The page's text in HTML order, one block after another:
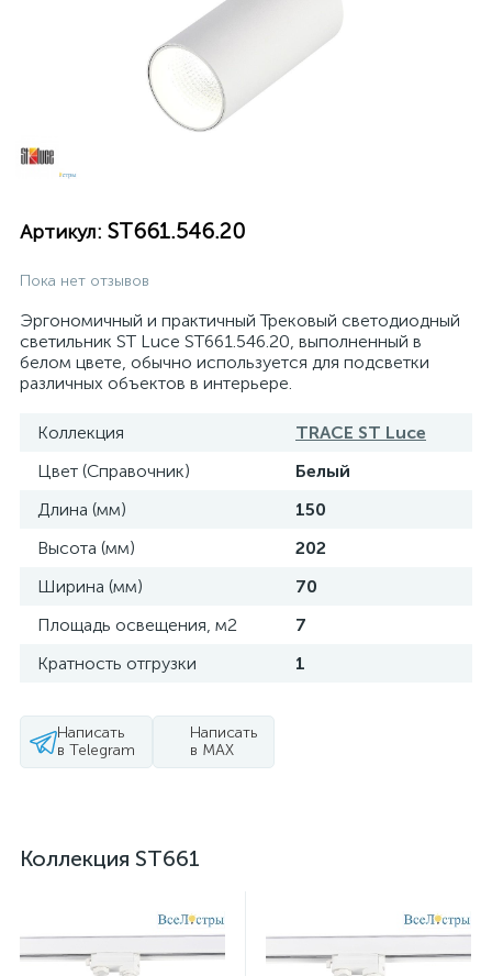
Артикул: ST661.546.20
Пока нет отзывов
Эргономичный и практичный Трековый светодиодный
светильник ST Luce ST661.546.20, выполненный в
белом цвете, обычно используется для подсветки
различных объектов в интерьере.
Коллекция
TRACE ST Luce
Цвет (Справочник)
Белый
Длина (мм)
150
Высота (мм)
202
Ширина (мм)
70
Площадь освещения, м2
7
Кратность отгрузки
1
Написать
в Telegram
Написать
в MAX
Коллекция ST661